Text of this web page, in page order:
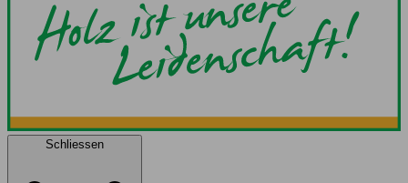
Schliessen